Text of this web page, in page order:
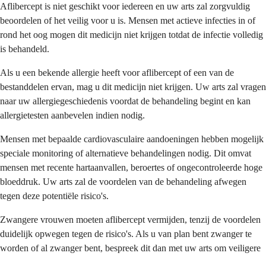
Aflibercept is niet geschikt voor iedereen en uw arts zal zorgvuldig
beoordelen of het veilig voor u is. Mensen met actieve infecties in of
rond het oog mogen dit medicijn niet krijgen totdat de infectie volledig
is behandeld.
Als u een bekende allergie heeft voor aflibercept of een van de
bestanddelen ervan, mag u dit medicijn niet krijgen. Uw arts zal vragen
naar uw allergiegeschiedenis voordat de behandeling begint en kan
allergietesten aanbevelen indien nodig.
Mensen met bepaalde cardiovasculaire aandoeningen hebben mogelijk
speciale monitoring of alternatieve behandelingen nodig. Dit omvat
mensen met recente hartaanvallen, beroertes of ongecontroleerde hoge
bloeddruk. Uw arts zal de voordelen van de behandeling afwegen
tegen deze potentiële risico's.
Zwangere vrouwen moeten aflibercept vermijden, tenzij de voordelen
duidelijk opwegen tegen de risico's. Als u van plan bent zwanger te
worden of al zwanger bent, bespreek dit dan met uw arts om veiligere